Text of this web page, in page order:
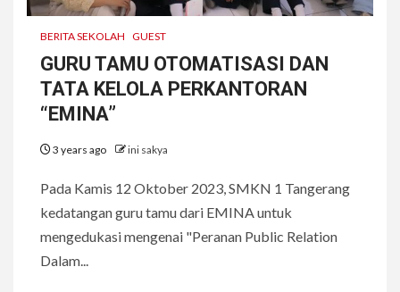
BERITA SEKOLAH GUEST
GURU TAMU OTOMATISASI DAN
TATA KELOLA PERKANTORAN
“EMINA”
3 years ago ini sakya
Pada Kamis 12 Oktober 2023, SMKN 1 Tangerang
kedatangan guru tamu dari EMINA untuk
mengedukasi mengenai "Peranan Public Relation
Dalam...